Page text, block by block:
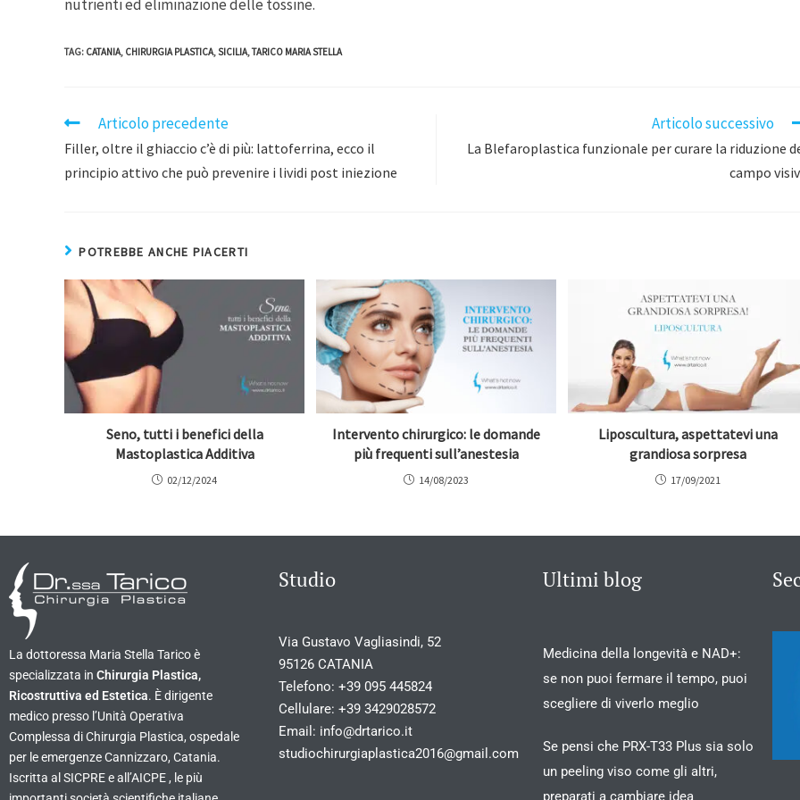
nutrienti ed eliminazione delle tossine.
TAG: CATANIA, CHIRURGIA PLASTICA, SICILIA, TARICO MARIA STELLA
Articolo precedente
Filler, oltre il ghiaccio c’è di più: lattoferrina, ecco il
principio attivo che può prevenire i lividi post iniezione
Articolo successivo
La Blefaroplastica funzionale per curare la riduzione
campo
POTREBBE ANCHE PIACERTI
Seno, tutti i benefici della
Mastoplastica Additiva
02/12/2024
Intervento chirurgico: le domande
più frequenti sull’anestesia
14/08/2023
Liposcultura, aspettatevi una
grandiosa sorpresa
17/09/2021
La dottoressa Maria Stella Tarico è
specializzata in Chirurgia Plastica,
Ricostruttiva ed Estetica. È dirigente
medico presso l’Unità Operativa
Complessa di Chirurgia Plastica, ospedale
per le emergenze Cannizzaro, Catania.
Iscritta al SICPRE e all’AICPE , le più
Studio
Via Gustavo Vagliasindi, 52
95126 CATANIA
Telefono:+39 095 445824
Cellulare:+39 3429028572
Email: info@drtarico.it
studiochirurgiaplastica2016@gmail.com
Ultimi blog
Medicina della longevità e NAD+:
se non puoi fermare il tempo, puoi
scegliere di viverlo meglio
Se pensi che PRX-T33 Plus sia solo
un peeling viso come gli altri,
preparati a cambiare idea